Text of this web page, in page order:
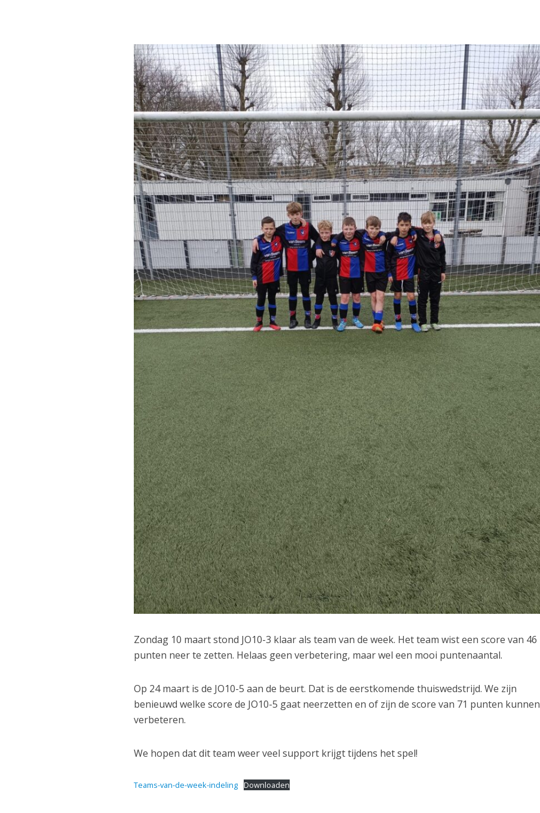
Zondag 10 maart stond JO10-3 klaar als team van de week. Het team wist een score van 46
punten neer te zetten. Helaas geen verbetering, maar wel een mooi puntenaantal.
Op 24 maart is de JO10-5 aan de beurt. Dat is de eerstkomende thuiswedstrijd. We zijn
benieuwd welke score de JO10-5 gaat neerzetten en of zijn de score van 71 punten kunnen
verbeteren.
We hopen dat dit team weer veel support krijgt tijdens het spel!
Teams-van-de-week-indeling Downloaden